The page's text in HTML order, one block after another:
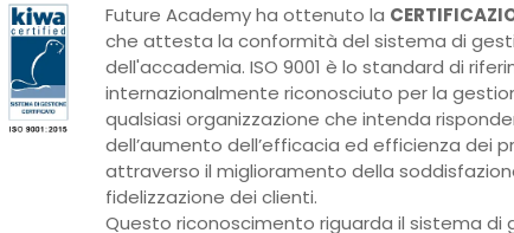
Future Academy ha ottenuto la
che attesta la conformità del sistema di
dell'accademia. ISO 9001 è lo standard di
internazionalmente riconosciuto per la
qualsiasi organizzazione che intenda
dell’aumento dell’efficacia ed efficienza dei
attraverso il miglioramento della
fidelizzazione dei clienti.
Questo riconoscimento riguarda il sistema di